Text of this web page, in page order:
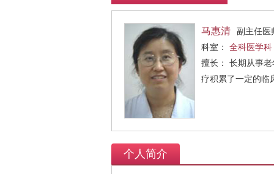
马惠清
副主任医
科室： 全科医学科
擅长： 长期从事
疗积累了一定的临
个人简介